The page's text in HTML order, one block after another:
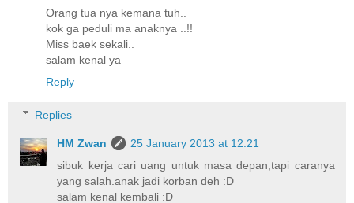
Orang tua nya kemana tuh..
kok ga peduli ma anaknya ..!!
Miss baek sekali..
salam kenal ya
Reply
Replies
HM Zwan
25 January 2013 at 12:21
sibuk kerja cari uang untuk masa depan,tapi caranya
yang salah.anak jadi korban deh :D
salam kenal kembali :D